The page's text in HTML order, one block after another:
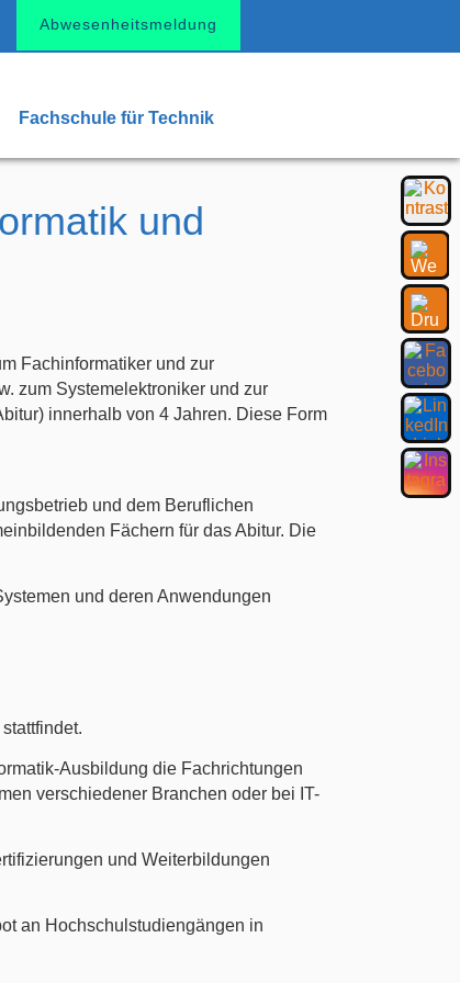
Abwesenheitsmeldung
Fachschule für Technik
und
Fachinformatiker und zur
zum Systemelektroniker und zur
innerhalb von 4 Jahren. Diese Form
und dem Beruflichen
Fächern für das Abitur. Die
und deren Anwendungen
Ausbildung die Fachrichtungen
verschiedener Branchen oder bei IT-
und Weiterbildungen
an Hochschulstudiengängen in